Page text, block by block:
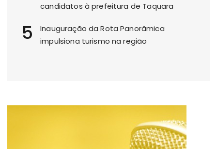
candidatos à prefeitura de Taquara
5
Inauguração da Rota Panorâmica
impulsiona turismo na região